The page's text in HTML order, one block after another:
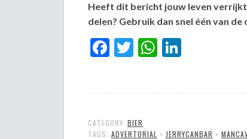
Heeft dit bericht jouw leven
delen? Gebruik dan snel één van
Facebook
TwitterWhatsApp
CATEGORY: BIER
TAGS: ADVERTORIAL • JERRYCANBAR •